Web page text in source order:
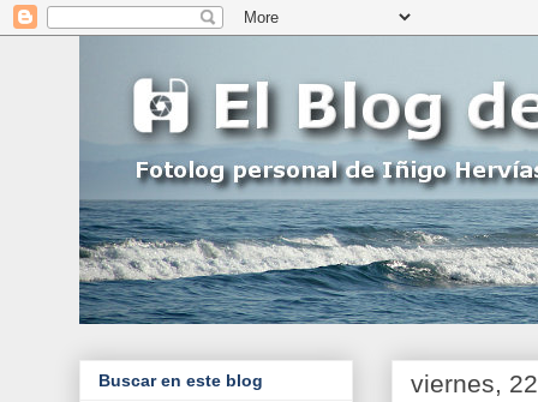
viernes,
Buscar en este blog